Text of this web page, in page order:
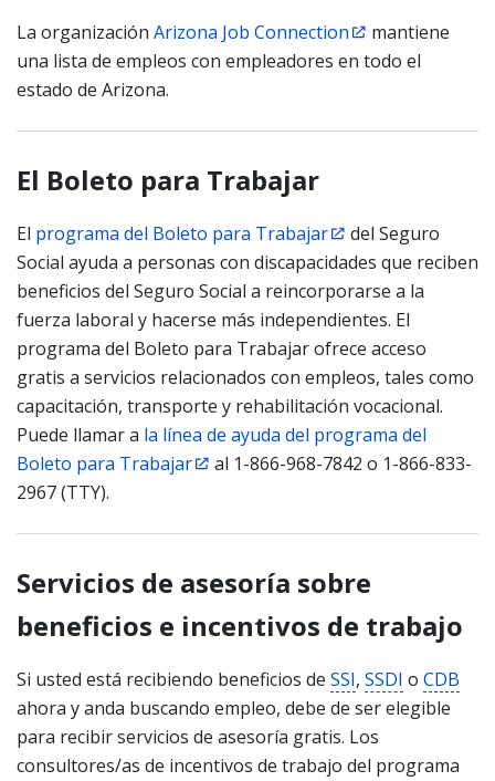
La organización Arizona Job Connection
mantiene
una lista de empleos con empleadores en todo el
estado de Arizona.
El Boleto para Trabajar
El programa del Boleto para Trabajar
del Seguro
Social ayuda a personas con discapacidades que reciben
beneficios del Seguro Social a reincorporarse a la
fuerza laboral y hacerse más independientes. El
programa del Boleto para Trabajar ofrece acceso
gratis a servicios relacionados con empleos, tales como
capacitación, transporte y rehabilitación vocacional.
Puede llamar a la línea de ayuda del programa del
Boleto para Trabajar
al 1-866-968-7842 o 1-866-833-
2967 (TTY).
Servicios de asesoría sobre
beneficios e incentivos de trabajo
Si usted está recibiendo beneficios de SSI, SSDI o CDB
ahora y anda buscando empleo, debe de ser elegible
para recibir servicios de asesoría gratis. Los
consultores/as de incentivos de trabajo del programa